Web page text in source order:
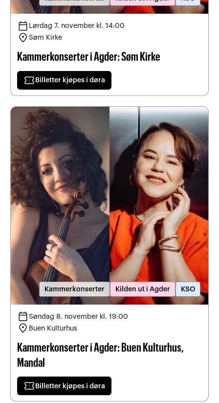
calendar_today Lørdag 7. november kl. 14:00
location_on Søm Kirke
Kammerkonserter i Agder: Søm Kirke
confirmation_number Billetter kjøpes i døra
Kammerkonserter Kilden ut i Agder KSO
calendar_today Søndag 8. november kl. 19:00
location_on Buen Kulturhus
Kammerkonserter i Agder: Buen Kulturhus,
Mandal
confirmation_number Billetter kjøpes i døra